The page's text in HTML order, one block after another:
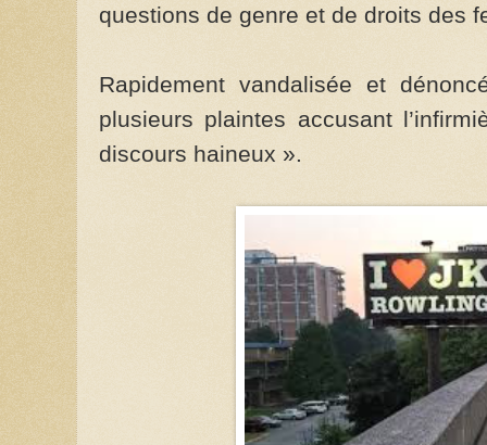
questions de genre et de droits des
Rapidement vandalisée et
plusieurs plaintes accusant
discours haineux ».